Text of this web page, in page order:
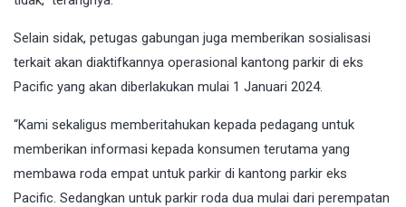
Selain sidak, petugas gabungan juga memberikan sosialisasi
terkait akan diaktifkannya operasional kantong parkir di eks
Pacific yang akan diberlakukan mulai 1 Januari 2024.
“Kami sekaligus memberitahukan kepada pedagang untuk
memberikan informasi kepada konsumen terutama yang
membawa roda empat untuk parkir di kantong parkir eks
Pacific. Sedangkan untuk parkir roda dua mulai dari perempatan